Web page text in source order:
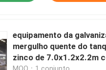
equipamento da
mergulho quente do
zinco de 7.0x1.2x2.2m
MOQ：1 conjunto